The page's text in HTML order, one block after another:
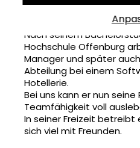
Nach seinem
Hochschule Offenburg
Manager und später
Abteilung bei einem
Hotellerie.
Bei uns kann er nun
Teamfähigkeit voll
In seiner Freizeit
sich viel mit Freunden.